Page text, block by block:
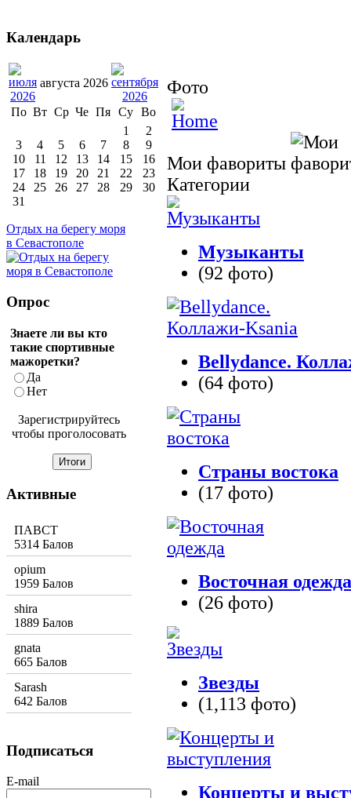
Фото
Мои фавориты
Категории
Музыканты
(92 фото)
Bellydance.
(64 фото)
Страны востока
(17 фото)
Восточная одежда
(26 фото)
Звезды
(1,113 фото)
Концерты и
Календарь
августа 2026
По Вт Ср Че Пя Су Во
1
2
3
4 5 6 7 8
9
10
11 12 13 14 15
16
17
18 19 20 21 22
23
24
25 26 27 28 29
30
31
Отдых на берегу моря
в Севастополе
Опрос
Знаете ли вы кто
такие спортивные
мажоретки?
Да
Нет
Зарегистрируйтесь
чтобы проголосовать
Активные
ПАВСТ
5314 Балов
opium
1959 Балов
shira
1889 Балов
gnata
665 Балов
Sarash
642 Балов
Подписаться
E-mail